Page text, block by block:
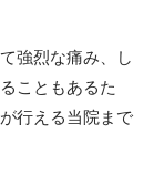
強烈な痛み、し
こともあるた
行える当院まで